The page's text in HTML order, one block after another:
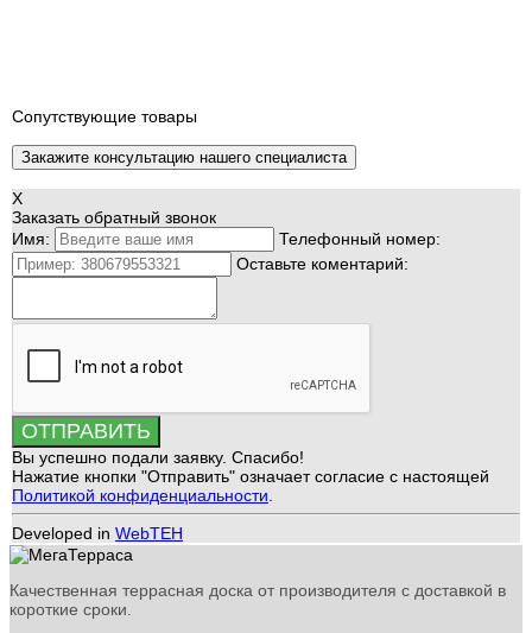
Сопутствующие товары
Закажите консультацию нашего специалиста
X
Заказать обратный звонок
Имя:
Телефонный номер:
Оставьте коментарий:
ОТПРАВИТЬ
Вы успешно подали заявку. Спасибо!
Нажатие кнопки "Отправить" означает согласие с настоящей
Политикой конфиденциальности
Developed in WebTEH
Качественная террасная доска от производителя с доставкой в
короткие сроки.